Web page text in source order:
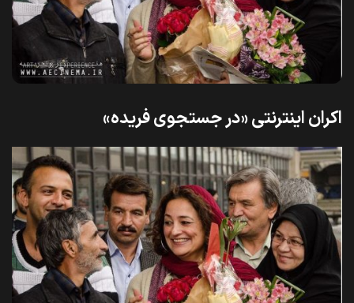
اکران اینترنتی «در جستجوی فریده»